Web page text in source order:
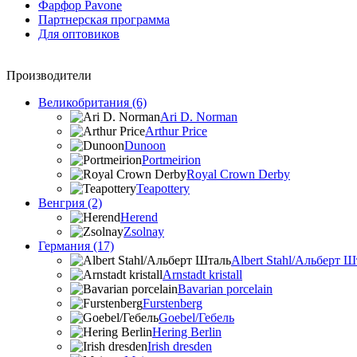
Фарфор Pavone
Партнерская программа
Для оптовиков
Производители
Великобритания (6)
Ari D. Norman
Arthur Price
Dunoon
Portmeirion
Royal Crown Derby
Teapottery
Венгрия (2)
Herend
Zsolnay
Германия (17)
Albert Stahl/Альбеpт
Arnstadt kristall
Bavarian porcelain
Furstenberg
Goebel/Гебель
Hering Berlin
Irish dresden